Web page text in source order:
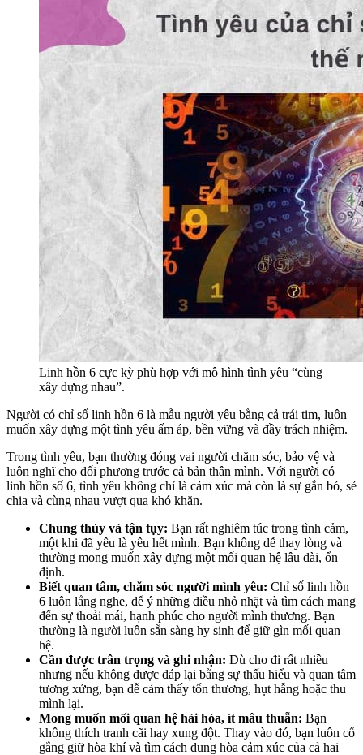
Linh hồn 6 cực kỳ phù hợp với mô hình tình yêu “cùng
xây dựng nhau”.
Người có chỉ số linh hồn 6 là mẫu người yêu bằng cả trái tim, luôn
muốn xây dựng một tình yêu ấm áp, bền vững và đầy trách nhiệm.
Trong tình yêu, bạn thường đóng vai người chăm sóc, bảo vệ và
luôn nghĩ cho đối phương trước cả bản thân mình. Với người có
linh hồn số 6, tình yêu không chỉ là cảm xúc mà còn là sự gắn bó, sẻ
chia và cùng nhau vượt qua khó khăn.
Chung thủy và tận tụy: Bạn rất nghiêm túc trong tình cảm,
một khi đã yêu là yêu hết mình. Bạn không dễ thay lòng và
thường mong muốn xây dựng một mối quan hệ lâu dài, ổn
định.
Biết quan tâm, chăm sóc người mình yêu: Chỉ số linh hồn
6 luôn lắng nghe, để ý những điều nhỏ nhặt và tìm cách mang
đến sự thoải mái, hạnh phúc cho người mình thương. Bạn
thường là người luôn sẵn sàng hy sinh để giữ gìn mối quan
hệ.
Cần được trân trọng và ghi nhận: Dù cho đi rất nhiều
nhưng nếu không được đáp lại bằng sự thấu hiểu và quan tâm
tương xứng, bạn dễ cảm thấy tổn thương, hụt hẫng hoặc thu
mình lại.
Mong muốn mối quan hệ hài hòa, ít mâu thuẫn: Bạn
không thích tranh cãi hay xung đột. Thay vào đó, bạn luôn cố
gắng giữ hòa khí và tìm cách dung hòa cảm xúc của cả hai